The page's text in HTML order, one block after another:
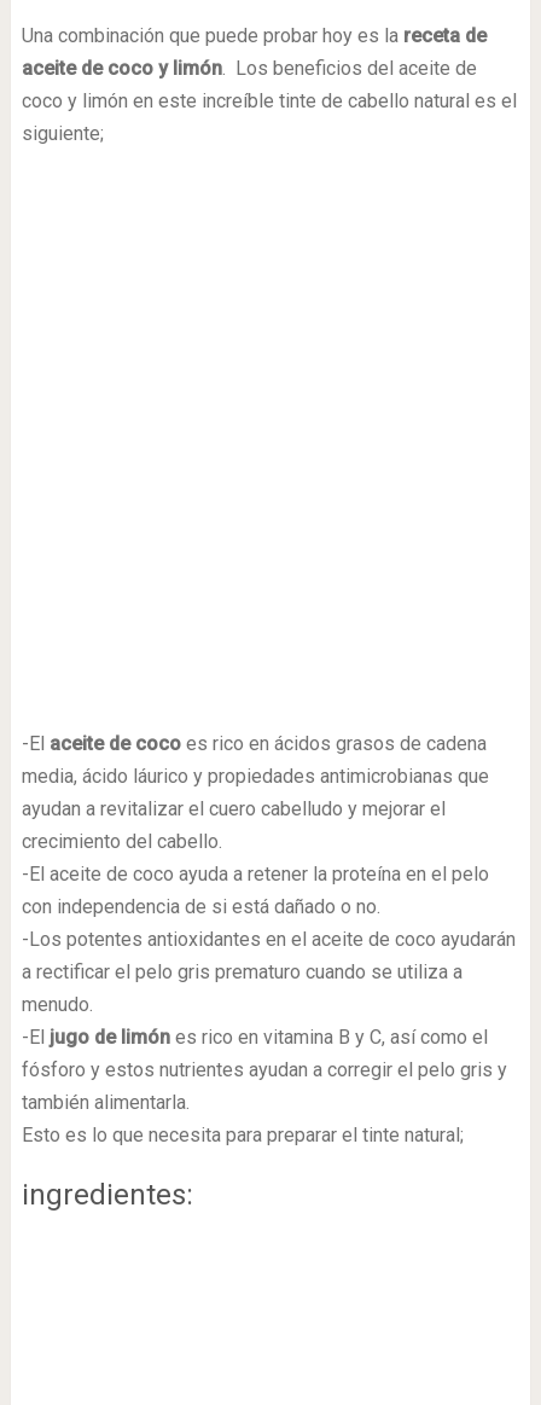
Una combinación que puede probar hoy es la receta de
aceite de coco y limón. Los beneficios del aceite de
coco y limón en este increíble tinte de cabello natural es el
siguiente;
-El aceite de cocoes rico en ácidos grasos de cadena
media, ácido láurico y propiedades antimicrobianas que
ayudan a revitalizar el cuero cabelludo y mejorar el
crecimiento del cabello.
-El aceite de coco ayuda a retener la proteína en el pelo
con independencia de si está dañado o no.
-Los potentes antioxidantes en el aceite de coco ayudarán
a rectificar el pelo gris prematuro cuando se utiliza a
menudo.
-El jugo de limónes rico en vitamina B y C, así como el
fósforo y estos nutrientes ayudan a corregir el pelo gris y
también alimentarla.
Esto es lo que necesita para preparar el tinte natural;
ingredientes: